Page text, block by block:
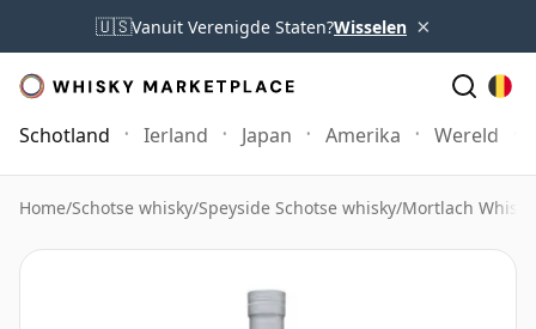
🇺🇸Vanuit Verenigde Staten?Wisselen ×
Schotland Ierland Japan Amerika Wereld
Home/Schotse whisky/Speyside Schotse whisky/Mortlach Whisky